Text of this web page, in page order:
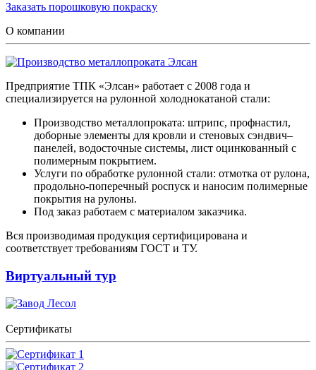
Заказать порошковую покраску
О компании
Предприятие ТПК «Элсан» работает с 2008 года и
специализируется на рулонной холоднокатаной стали:
Производство металлопроката: штрипс, профнастил,
доборные элементы для кровли и стеновых сэндвич–
панелей, водосточные системы, лист оцинкованный с
полимерным покрытием.
Услуги по обработке рулонной стали: отмотка от рулона,
продольно-поперечный роспуск и наносим полимерные
покрытия на рулоны.
Под заказ работаем с материалом заказчика.
Вся производимая продукция сертифицирована и
соответствует требованиям ГОСТ и ТУ.
Виртуальный тур
Сертификаты